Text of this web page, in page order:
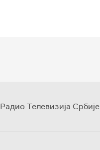
Радио Телевизија Србије